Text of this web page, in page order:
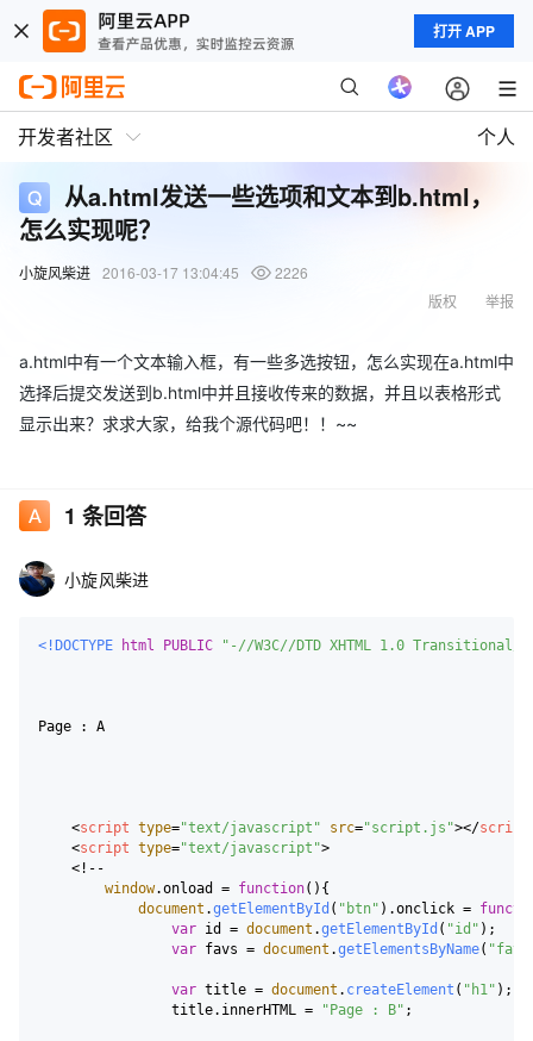
打开 APP
开发者社区 个人
从a.html发送一些选项和文本到b.html，
怎么实现呢？
小旋风柴进 2016-03-17 13:04:45
2226
举报
版权
a.html中有一个文本输入框，有一些多选按钮，怎么实现在a.html中
选择后提交发送到b.html中并且接收传来的数据，并且以表格形式
显示出来？求求大家，给我个源代码吧！！~~
1 条回答
小旋风柴进
<!DOCTYPE html PUBLIC "-//W3C//DTD XHTML 1.0 Transitional//
Page : A
<script type="text/javascript" src="script.js"></script
<script type="text/javascript">
    <!--
window.onload = function( ){
document .getElementById ( "btn" ).onclick =
var id = document .getElementById ( "id" );
var favs = document .getElementsByName( "fav"
var title = document . createElement ( "h1" );
                title.
innerHTML = "Page : B" ;